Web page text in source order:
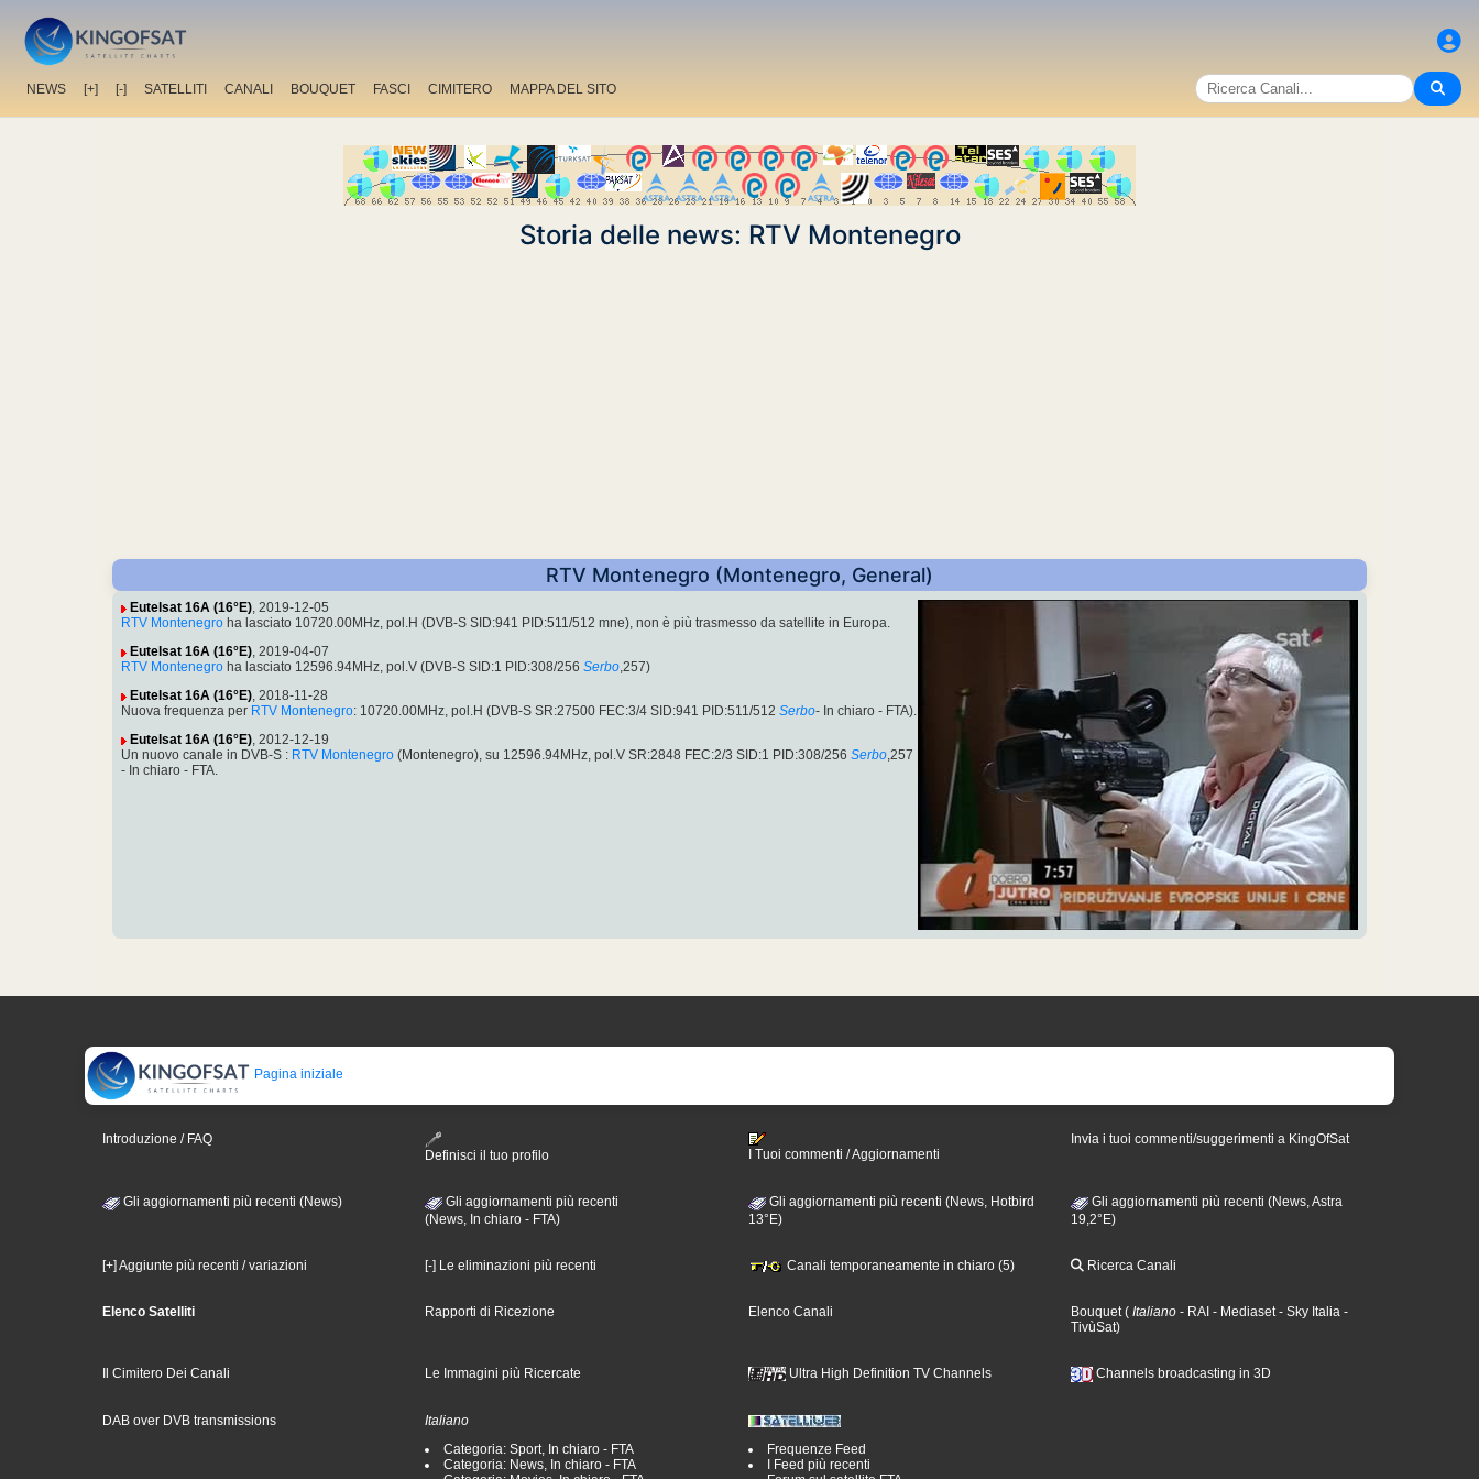
NEWS [+] [-] SATELLITI CANALI BOUQUET FASCI CIMITERO MAPPA DEL SITO
Storia delle news: RTV Montenegro
RTV Montenegro (Montenegro, General)
Eutelsat 16A (16°E), 2019-12-05
RTV Montenegro ha lasciato 10720.00MHz, pol.H (DVB-S SID:941 PID:511/512 mne), non è più trasmesso da satellite in Europa.
Eutelsat 16A (16°E), 2019-04-07
RTV Montenegro ha lasciato 12596.94MHz, pol.V (DVB-S SID:1 PID:308/256 Serbo,257)
Eutelsat 16A (16°E), 2018-11-28
Nuova frequenza per RTV Montenegro: 10720.00MHz, pol.H (DVB-S SR:27500 FEC:3/4 SID:941 PID:511/512 Serbo- In chiaro - FTA).
Eutelsat 16A (16°E), 2012-12-19
Un nuovo canale in DVB-S : RTV Montenegro (Montenegro), su 12596.94MHz, pol.V SR:2848 FEC:2/3 SID:1 PID:308/256 Serbo,257
- In chiaro - FTA.
Pagina iniziale
Introduzione / FAQ
Definisci il tuo profilo
I Tuoi commenti / Aggiornamenti
Invia i tuoi commenti/suggerimenti a KingOfSat
Gli aggiornamenti più recenti (News)
Gli aggiornamenti più recenti
(News, In chiaro - FTA)
Gli aggiornamenti più recenti (News, Hotbird
13°E)
Gli aggiornamenti più recenti (News, Astra
19,2°E)
[+] Aggiunte più recenti / variazioni [-] Le eliminazioni più recenti Canali temporaneamente in chiaro (5) Ricerca Canali
Elenco Satelliti Rapporti di Ricezione Elenco Canali Bouquet( Italiano - RAI - Mediaset- Sky Italia -
TivùSat)
Il Cimitero Dei Canali Le Immagini più Ricercate Ultra High Definition TV Channels Channels broadcasting in 3D
DAB over DVB transmissions
Italiano
Categoria: Sport, In chiaro - FTA
Categoria: News, In chiaro - FTA
Frequenze Feed
I Feed più recenti